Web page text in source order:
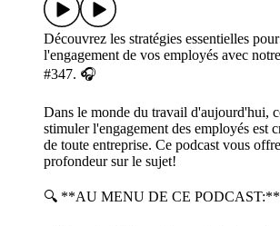
Découvrez les stratégies essentielles
l'engagement de vos employés avec
#347. 🎧
Dans le monde du travail d'aujourd'hui,
stimuler l'engagement des employés est
de toute entreprise. Ce podcast vous
profondeur sur le sujet!
🔍 **AU MENU DE CE PODCAST:**